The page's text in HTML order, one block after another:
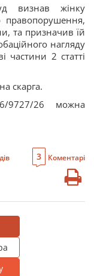
визнав жінку
та призначив їй
нагляду
частини 2 статті
скарга.
9727/26 можна
3 Коментарі